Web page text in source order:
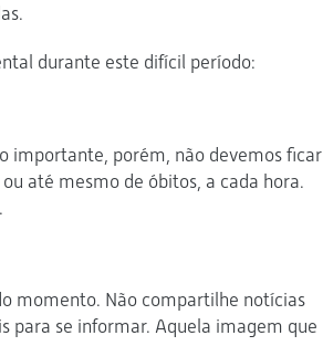
durante este difícil período:
importante, porém, não devemos ficar
até mesmo de óbitos, a cada hora.
momento. Não compartilhe notícias
para se informar. Aquela imagem que